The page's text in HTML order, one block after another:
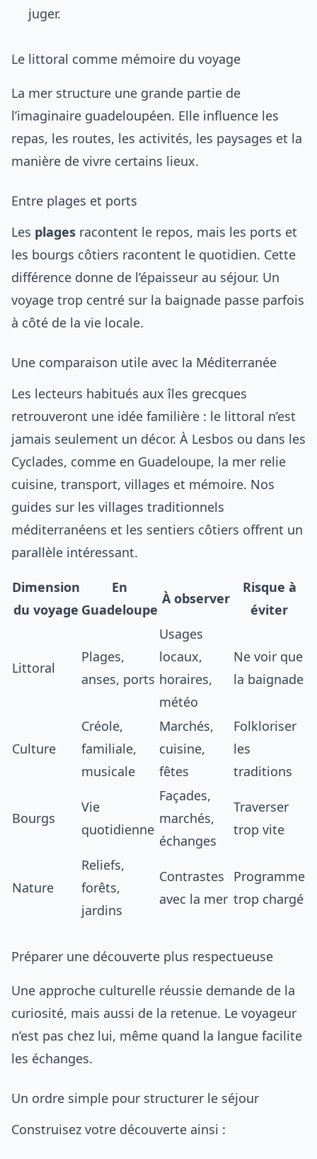
juger.
Le littoral comme mémoire du voyage
La mer structure une grande partie de
l’imaginaire guadeloupéen. Elle influence les
repas, les routes, les activités, les paysages et la
manière de vivre certains lieux.
Entre plages et ports
Les plages racontent le repos, mais les ports et
les bourgs côtiers racontent le quotidien. Cette
différence donne de l’épaisseur au séjour. Un
voyage trop centré sur la baignade passe parfois
à côté de la vie locale.
Une comparaison utile avec la Méditerranée
Les lecteurs habitués aux îles grecques
retrouveront une idée familière : le littoral n’est
jamais seulement un décor. À Lesbos ou dans les
Cyclades, comme en Guadeloupe, la mer relie
cuisine, transport, villages et mémoire. Nos
guides sur les villages traditionnels
méditerranéens et les sentiers côtiers offrent un
parallèle intéressant.
Dimension
du voyage
En
Guadeloupe
À observer
Risque à
éviter
Littoral
Plages,
anses, ports
Usages
locaux,
horaires,
météo
Ne voir que
la baignade
Culture
Créole,
familiale,
musicale
Marchés,
cuisine,
fêtes
Folkloriser
les
traditions
Bourgs
Vie
quotidienne
Façades,
marchés,
échanges
Traverser
trop vite
Nature
Reliefs,
forêts,
jardins
Contrastes
avec la mer
Programme
trop chargé
Préparer une découverte plus respectueuse
Une approche culturelle réussie demande de la
curiosité, mais aussi de la retenue. Le voyageur
n’est pas chez lui, même quand la langue facilite
les échanges.
Un ordre simple pour structurer le séjour
Construisez votre découverte ainsi :